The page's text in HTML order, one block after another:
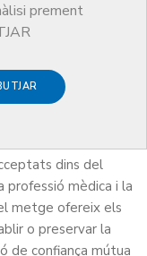
prement
Metges de
reconèixer
dins del
professió mèdica i la
metge ofereix els
o preservar la
de confiança mútua